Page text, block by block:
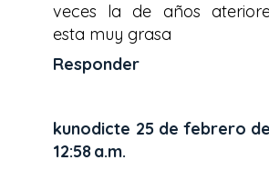
veces la de años
esta muy grasa
Responder
kunodicte 25 de febrero
12:58 a.m.